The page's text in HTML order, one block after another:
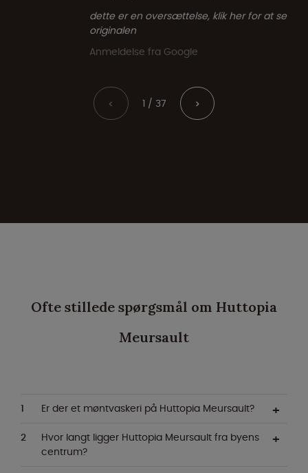
dette er en oversættelse, klik her for at se
originalen
Anmeldelse fra Google
< 1 / 37 >
Ofte stillede spørgsmål om Huttopia
Meursault
Er der et møntvaskeri på Huttopia Meursault?
Hvor langt ligger Huttopia Meursault fra byens
centrum?